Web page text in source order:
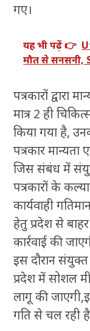
गए।
यह भी पढ़ें 👉
मौत से सनसनी,
पत्रकारों द्वारा
मात्र 2 ही
किया गया है,
पत्रकार
जिस संबंध में
पत्रकारों के
कार्यवाही
हेतु प्रदेश से
कार्रवाई की
इस दौरान
प्रदेश में सोशल
लागू की
गति से चल रही